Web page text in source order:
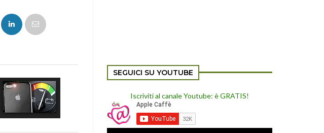
SEGUICI SU YOUTUBE
Iscriviti al canale Youtube: è GRATIS!